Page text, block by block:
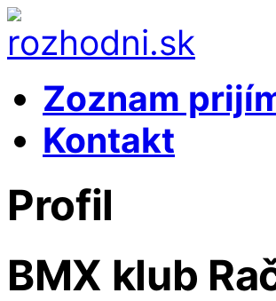
Zoznam
Kontakt
Profil
BMX klub